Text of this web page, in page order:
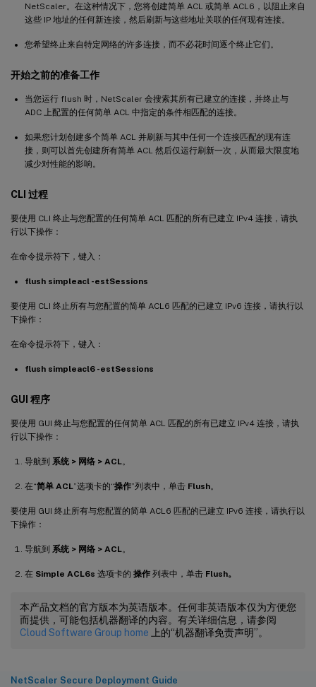
NetScaler。在这种情况下，您将创建简单 ACL 或简单 ACL6，以阻止来自
这些 IP 地址的任何新连接，然后刷新与这些地址关联的任何现有连接。
您希望终止来自特定网络的许多连接，而不必花时间逐个终止它们。
开始之前的准备工作
当您运行 flush 时，NetScaler 会搜索其所有已建立的连接，并终止与
ADC 上配置的任何简单 ACL 中指定的条件相匹配的连接。
如果您计划创建多个简单 ACL 并刷新与其中任何一个连接匹配的现有连
接，则可以首先创建所有简单 ACL 然后仅运行刷新一次，从而最大限度地
减少对性能的影响。
CLI 过程
要使用 CLI 终止与您配置的任何简单 ACL 匹配的所有已建立 IPv4 连接，请执
行以下操作：
在命令提示符下，键入：
flush simpleacl -estSessions
要使用 CLI 终止所有与您配置的简单 ACL6 匹配的已建立 IPv6 连接，请执行以
下操作：
在命令提示符下，键入：
flush simpleacl6 -estSessions
GUI 程序
要使用 GUI 终止与您配置的任何简单 ACL 匹配的所有已建立 IPv4 连接，请执
行以下操作：
导航到 系统 > 网络 > ACL。
在“简单 ACL”选项卡的“操作”列表中，单击 Flush。
要使用 GUI 终止所有与您配置的简单 ACL6 匹配的已建立 IPv6 连接，请执行以
下操作：
导航到 系统 > 网络 > ACL。
在 Simple ACL6s 选项卡的 操作 列表中，单击 Flush。
本产品文档的官方版本为英语版本。任何非英语版本仅为方便您
而提供，可能包括机器翻译的内容。有关详细信息，请参阅
Cloud Software Group home 上的“机器翻译免责声明”。
NetScaler Secure Deployment Guide